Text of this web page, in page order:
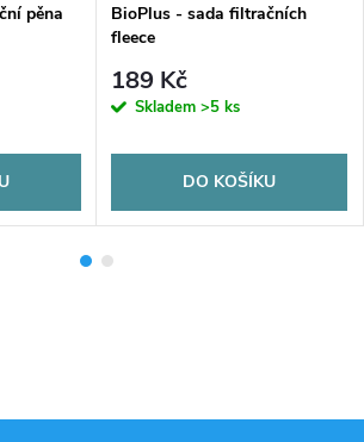
pěna
BioPlus - sada filtračních
fleece
189 Kč
Skladem >5 ks
DO KOŠÍKU